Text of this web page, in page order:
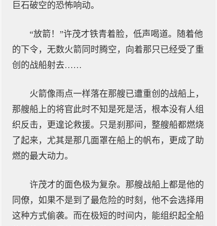
巨石破空的恐怖响动。
“放箭！”许茂才铁青着脸，低声喝道。随着他
的下令，无数火箭同时腾空，向着那只已经受了重
创的战船射去……
火箭像雨点一样落在那艘已遭重创的战船上，
那艘船上的将官此时不知是死是活，根本没有人组
织反击，更遑论救援。只是刹那间，整艘船都燃烧
了起来，尤其是那几面罩在船上的帆布，更成了助
燃的最大动力。
许茂才的面色极为复杂。那艘战船上都是他的
同僚，如果不是到了最危险的时刻，他不会选择用
这种方式偷袭。而在极短的时间内，能组织起全船